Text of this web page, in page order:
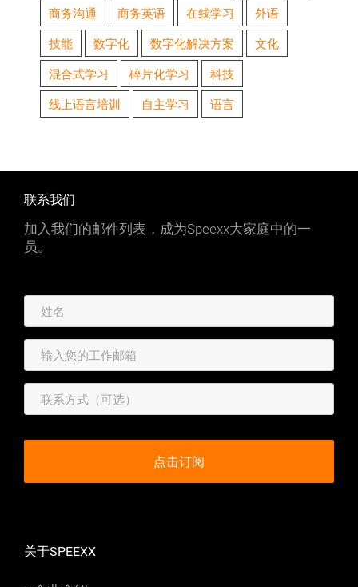
商务沟通
商务英语 在线学习
外语
技能
数字化 数字化解决方案
文化
混合式学习
碎片化学习
科技
线上语言培训
自主学习 语言
联系我们
加入我们的邮件列表，成为Speexx大家庭中的一
员。
关于SPEEXX